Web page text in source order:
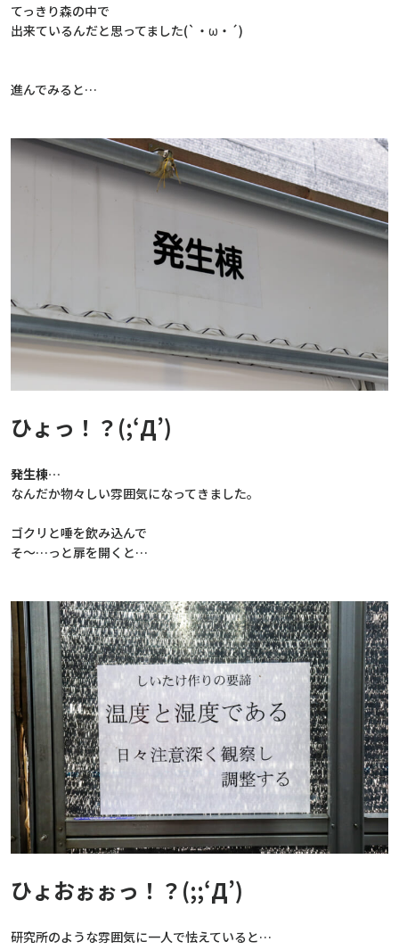
てっきり森の中で
出来ているんだと思ってました(`・ω・´)
進んでみると…
ひょっ！？(;‘Д’)
発生棟…
なんだか物々しい雰囲気になってきました。
ゴクリと唾を飲み込んで
そ～…っと扉を開くと…
ひょおぉぉっ！？(;;‘Д’)
研究所のような雰囲気に一人で怯えていると…